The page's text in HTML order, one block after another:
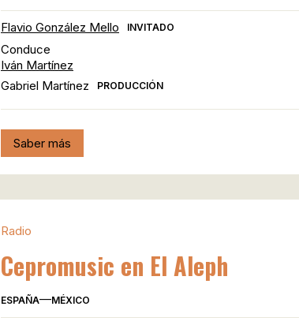
Flavio González Mello INVITADO
Conduce
Iván Martínez
Gabriel Martínez
PRODUCCIÓN
Saber más
Radio
Cepromusic en El Aleph
ESPAÑA—MÉXICO